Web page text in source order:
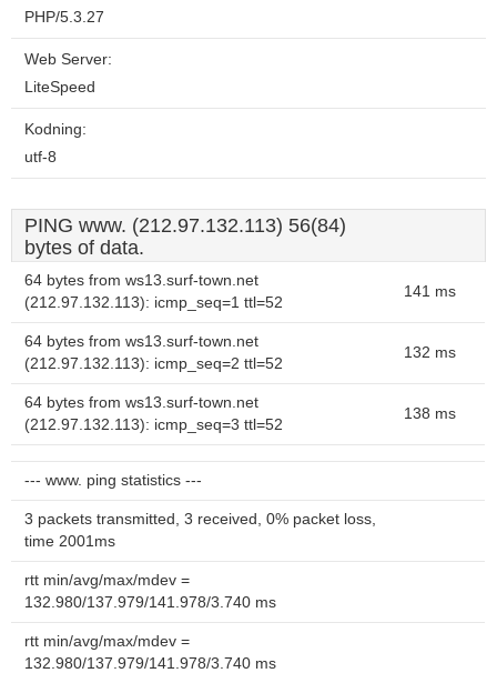
PHP/5.3.27
Web Server:
LiteSpeed
Kodning:
utf-8
PING www. (212.97.132.113) 56(84)
bytes of data.
64 bytes from ws13.surf-town.net
(212.97.132.113): icmp_seq=1 ttl=52
141 ms
64 bytes from ws13.surf-town.net
(212.97.132.113): icmp_seq=2 ttl=52
132 ms
64 bytes from ws13.surf-town.net
(212.97.132.113): icmp_seq=3 ttl=52
138 ms
--- www. ping statistics ---
3 packets transmitted, 3 received, 0% packet loss,
time 2001ms
rtt min/avg/max/mdev =
132.980/137.979/141.978/3.740 ms
rtt min/avg/max/mdev =
132.980/137.979/141.978/3.740 ms